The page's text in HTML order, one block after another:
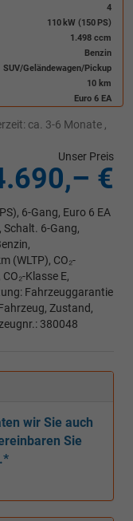
4
110 kW (150 PS)
1.498 ccm
Benzin
SUV/Geländewagen/Pickup
10 km
Euro 6 EA
ca. 3-6 Monate ,
Unser Preis
€
6-Gang, Euro 6 EA
Schalt. 6-Gang,
(WLTP), CO₂-
Klasse E,
Fahrzeuggarantie
Zustand,
380048
wir Sie auch
Sie